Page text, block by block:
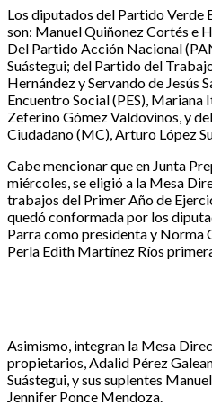
Los diputados del Partido
son: Manuel Quiñonez Cortés e
Del Partido Acción Nacional
Suástegui; del Partido del
Hernández y Servando de Jesús
Encuentro Social (PES),
Zeferino Gómez Valdovinos, y
Ciudadano (MC), Arturo López
Cabe mencionar que en Junta
miércoles, se eligió a la Mesa
trabajos del Primer Año de
quedó conformada por los
Parra como presidenta y
Perla Edith Martínez Ríos
Asimismo, integran la Mesa
propietarios, Adalid Pérez
Suástegui, y sus suplentes
Jennifer Ponce Mendoza.